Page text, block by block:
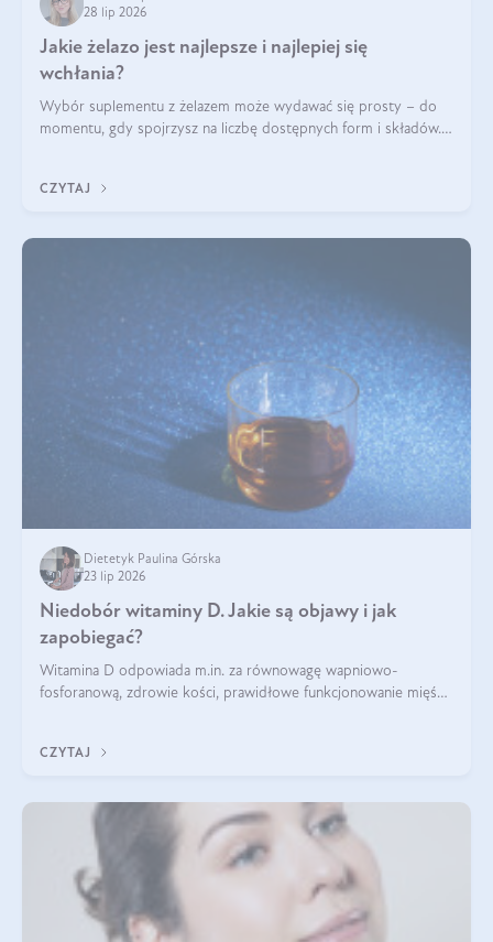
28 lip 2026
Jakie żelazo jest najlepsze i najlepiej się
wchłania?
Wybór suplementu z żelazem może wydawać się prosty – do
momentu, gdy spojrzysz na liczbę dostępnych form i składów.
zawierać suplement?
CZYTAJ
Dietetyk Paulina Górska
23 lip 2026
Niedobór witaminy D. Jakie są objawy i jak
zapobiegać?
Witamina D odpowiada m.in. za równowagę wapniowo-
fosforanową, zdrowie kości, prawidłowe funkcjonowanie mięśni
problemem.
CZYTAJ